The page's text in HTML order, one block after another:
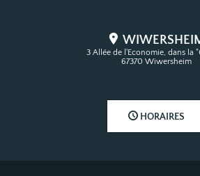
3 Allée de l'Economie, dans la
67370 Wiwersheim
HORAIRES